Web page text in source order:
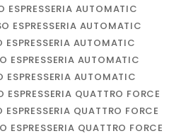
AUTOMATIC
ESPRESSERIA AUTOMATIC
AUTOMATIC
ESPRESSERIA AUTOMATIC
AUTOMATIC
QUATTRO FORCE
QUATTRO FORCE
QUATTRO FORCE